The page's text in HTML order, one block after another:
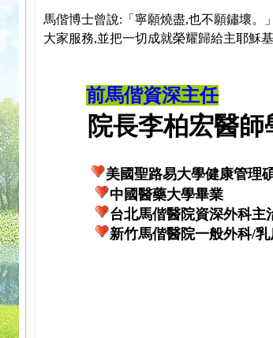
馬偕博士曾說:「寧願燒盡,也不願鏽壞。
大家服務,並把一切成就榮耀歸給主耶穌基
前馬偕資深主任
院長李柏宏醫師
美國聖路易大學健康管理
中國醫藥大學畢業
台北馬偕醫院資深外科主
新竹馬偕醫院一般外科/